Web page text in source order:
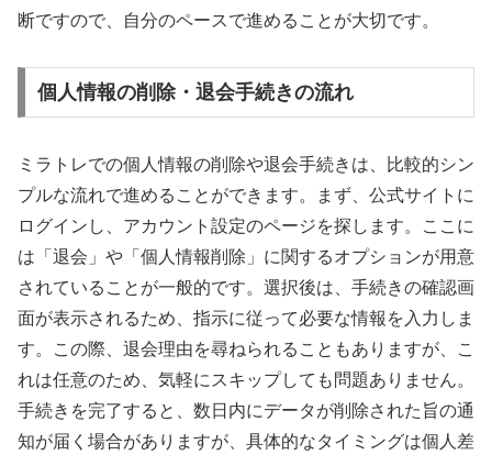
断ですので、自分のペースで進めることが大切です。
個人情報の削除・退会手続きの流れ
ミラトレでの個人情報の削除や退会手続きは、比較的シン
プルな流れで進めることができます。まず、公式サイトに
ログインし、アカウント設定のページを探します。ここに
は「退会」や「個人情報削除」に関するオプションが用意
されていることが一般的です。選択後は、手続きの確認画
面が表示されるため、指示に従って必要な情報を入力しま
す。この際、退会理由を尋ねられることもありますが、こ
れは任意のため、気軽にスキップしても問題ありません。
手続きを完了すると、数日内にデータが削除された旨の通
知が届く場合がありますが、具体的なタイミングは個人差